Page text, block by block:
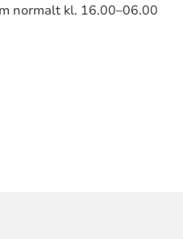
normalt kl. 16.00–06.00